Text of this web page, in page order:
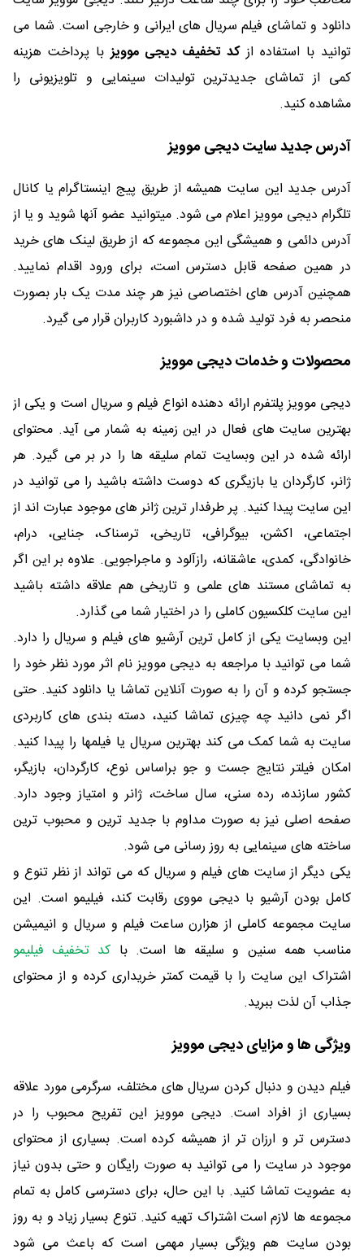
دانلود و تماشای فیلم سریال های ایرانی و خارجی است. شما می
توانید با استفاده ازکد تخفیف دیجی موویزبا پرداخت هزینه
کمی از تماشای جدیدترین تولیدات سینمایی و تلویزیونی را
مشاهده کنید.
آدرس جدید سایت دیجی موویز
آدرس جدید این سایت همیشه از طریق پیج اینستاگرام یا کانال
تلگرام دیجی موویز اعلام می شود. میتوانید عضو آنها شوید و یا از
آدرس دائمی و همیشگی این مجموعه که از طریق لینک های خرید
در همین صفحه قابل دسترس است، برای ورود اقدام نمایید.
همچنین آدرس های اختصاصی نیز هر چند مدت یک بار بصورت
منحصر به فرد تولید شده و در داشبورد کاربران قرار می گیرد.
محصولات و خدمات دیجی موویز
دیجی موویز پلتفرم ارائه دهنده انواع فیلم و سریال است و یکی از
بهترین سایت های فعال در این زمینه به شمار می آید. محتوای
ارائه شده در این وبسایت تمام سلیقه ها را در بر می گیرد. هر
ژانر، کارگردان یا بازیگری که دوست داشته باشید را می توانید در
این سایت پیدا کنید. پر طرفدار ترین ژانر های موجود عبارت اند از
اجتماعی، اکشن، بیوگرافی، تاریخی، ترسناک، جنایی، درام،
خانوادگی، کمدی، عاشقانه، رازآلود و ماجراجویی. علاوه بر این اگر
به تماشای مستند های علمی و تاریخی هم علاقه داشته باشید
این سایت کلکسیون کاملی را در اختیار شما می گذارد.
این وبسایت یکی از کامل ترین آرشیو های فیلم و سریال را دارد.
شما می توانید با مراجعه به دیجی موویز نام اثر مورد نظر خود را
جستجو کرده و آن را به صورت آنلاین تماشا یا دانلود کنید. حتی
اگر نمی دانید چه چیزی تماشا کنید، دسته بندی های کاربردی
سایت به شما کمک می کند بهترین سریال یا فیلمها را پیدا کنید.
امکان فیلتر نتایج جست و جو براساس نوع، کارگردان، بازیگر،
کشور سازنده، رده سنی، سال ساخت، ژانر و امتیاز وجود دارد.
صفحه اصلی نیز به صورت مداوم با جدید ترین و محبوب ترین
ساخته های سینمایی به روز رسانی می شود.
یکی دیگر از سایت های فیلم و سریال که می تواند از نظر تنوع و
کامل بودن آرشیو با دیجی مووی رقابت کند، فیلیمو است. این
سایت مجموعه کاملی از هزارن ساعت فیلم و سریال و انیمیشن
مناسب همه سنین و سلیقه ها است. با کد تخفیف فیلیمو
اشتراک این سایت را با قیمت کمتر خریداری کرده و از محتوای
جذاب آن لذت ببرید.
ویژگی ها و مزایای دیجی موویز
فیلم دیدن و دنبال کردن سریال های مختلف، سرگرمی مورد علاقه
بسیاری از افراد است. دیجی موویز این تفریح محبوب را در
دسترس تر و ارزان تر از همیشه کرده است. بسیاری از محتوای
موجود در سایت را می توانید به صورت رایگان و حتی بدون نیاز
به عضویت تماشا کنید. با این حال، برای دسترسی کامل به تمام
مجموعه ها لازم است اشتراک تهیه کنید. تنوع بسیار زیاد و به روز
بودن سایت هم ویژگی بسیار مهمی است که باعث می شود